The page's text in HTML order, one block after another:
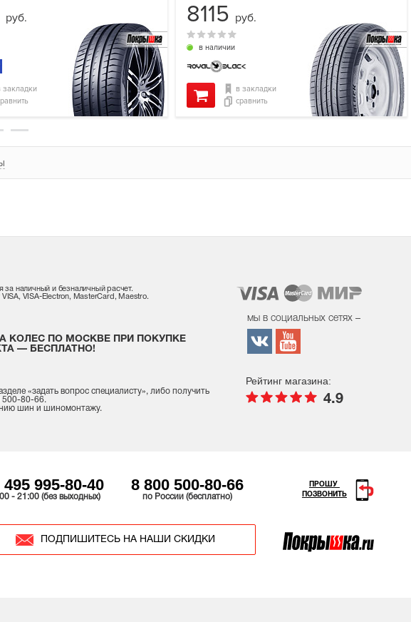
закладки
руб.
в наличии
в закладки
сравнить
8115 руб.
за наличный и безналичный расчет.
VISA-Electron, MasterCard, Maestro.
КОЛЕС ПО МОСКВЕ ПРИ ПОКУПКЕ
— БЕСПЛАТНО!
«задать вопрос специалисту», либо получить
500-80-66.
шин и шиномонтажу.
мы в социальных сетях –
Рейтинг магазина:
4.9
495 995-80-40
- 21:00 (без выходных)
8 800 500-80-66
по России (бесплатно)
ПОДПИШИТЕСЬ НА НАШИ СКИДКИ
ПРОШУ
ПОЗВОНИТЬ